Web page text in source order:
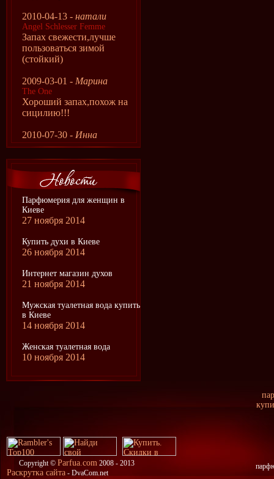
2010-04-13 - натали
Angel Schlesser Femme
Запах свежести,лучше
пользоваться зимой
(стойкий)
2009-03-01 - Марина
The One
Хороший запах,похож на
сицилию!!!
2010-07-30 - Инна
Парфюмерия для женщин в
Киеве
27 ноября 2014
Купить духи в Киеве
26 ноября 2014
Интернет магазин духов
21 ноября 2014
Мужская туалетная вода купить
в Киеве
14 ноября 2014
Женская туалетная вода
10 ноября 2014
Copyright © Parfua.com 2008 - 2013
Раскрутка сайта - DvaCom.net